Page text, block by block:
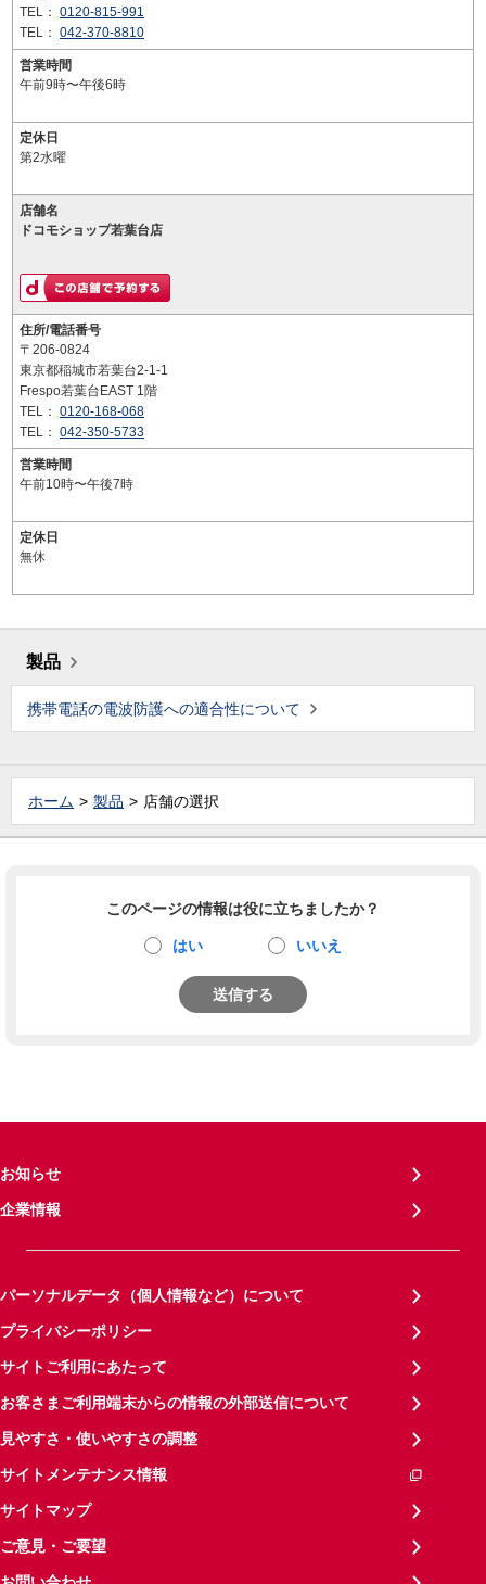
TEL： 0120-815-991
TEL： 042-370-8810
営業時間
午前9時〜午後6時
定休日
第2水曜
店舗名
ドコモショップ若葉台店
住所/電話番号
〒206-0824
東京都稲城市若葉台2-1-1
Frespo若葉台EAST 1階
TEL： 0120-168-068
TEL： 042-350-5733
営業時間
午前10時〜午後7時
定休日
無休
製品
携帯電話の電波防護への適合性について
ホーム 製品 店舗の選択
このページの情報は役に立ちましたか？
はい いいえ
送信する
お知らせ
企業情報
パーソナルデータ（個人情報など）について
プライバシーポリシー
サイトご利用にあたって
お客さまご利用端末からの情報の外部送信について
見やすさ・使いやすさの調整
サイトメンテナンス情報
サイトマップ
ご意見・ご要望